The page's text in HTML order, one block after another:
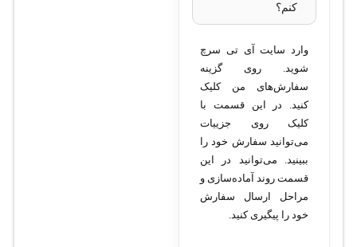
کنم؟
وارد سایت آی تی سرچ
شوید. روی گزینه
سفارش‌های من کلیک
کنید. در این قسمت با
کلیک روی جزییات
می‌توانید سفارش خود را
ببینید. می‌توانید در این
قسمت روند آماده‌سازی و
مراحل ارسال سفارش
خود را پیگیری کنید.